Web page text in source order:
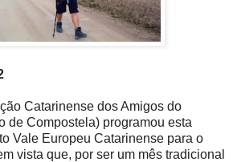
Catarinense dos Amigos do
de Compostela) programou esta
Vale Europeu Catarinense para o
vista que, por ser um mês tradicional